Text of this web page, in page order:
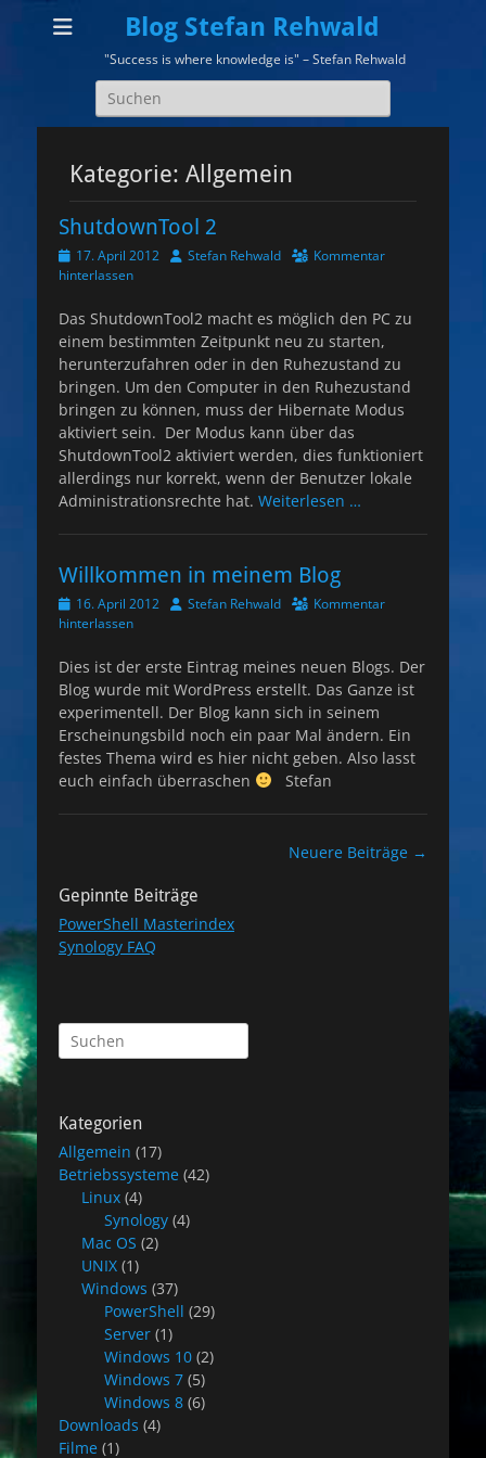
Blog Stefan Rehwald
"Success is where knowledge is" – Stefan Rehwald
Suchen
nach:
Kategorie: Allgemein
ShutdownTool 2
Veröffentlicht
am
17. April 2012 AutorStefan Rehwald
Kommentar
hinterlassen
Das ShutdownTool2 macht es möglich den PC zu
einem bestimmten Zeitpunkt neu zu starten,
herunterzufahren oder in den Ruhezustand zu
bringen. Um den Computer in den Ruhezustand
bringen zu können, muss der Hibernate Modus
aktiviert sein. Der Modus kann über das
ShutdownTool2 aktiviert werden, dies funktioniert
allerdings nur korrekt, wenn der Benutzer lokale
Administrationsrechte hat. Weiterlesen …
Willkommen in meinem Blog
Veröffentlicht
am
16. April 2012 AutorStefan Rehwald
Kommentar
hinterlassen
Dies ist der erste Eintrag meines neuen Blogs. Der
Blog wurde mit WordPress erstellt. Das Ganze ist
experimentell. Der Blog kann sich in seinem
Erscheinungsbild noch ein paar Mal ändern. Ein
festes Thema wird es hier nicht geben. Also lasst
euch einfach überraschen
Stefan
Neuere Beiträge →
Gepinnte Beiträge
PowerShell Masterindex
Synology FAQ
Suchen
nach:
Kategorien
Allgemein (17)
Betriebssysteme (42)
Linux (4)
Synology (4)
Mac OS (2)
UNIX (1)
Windows (37)
PowerShell (29)
Server (1)
Windows 10 (2)
Windows 7 (5)
Windows 8 (6)
Downloads (4)
Filme (1)